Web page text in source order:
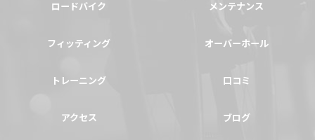
ロードバイク メンテナンス
フィッティング オーバーホール
トレーニング 口コミ
アクセス ブログ